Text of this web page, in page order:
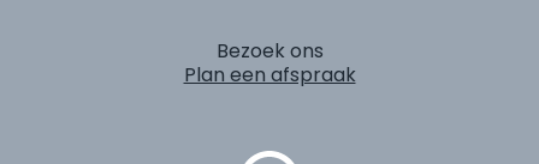
Bezoek ons
Plan een afspraak